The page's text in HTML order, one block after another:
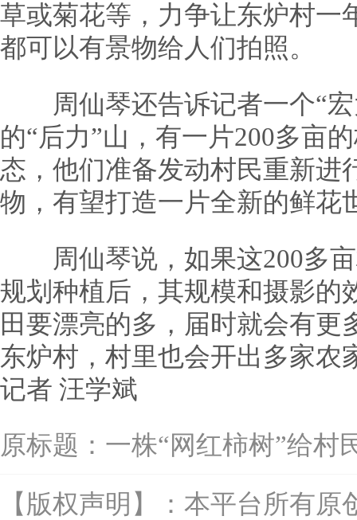
草或菊花等，力争让东炉村一
都可以有景物给人们拍照。
周仙琴还告诉记者一个“宏
的“后力”山，有一片200多亩
态，他们准备发动村民重新进
物，有望打造一片全新的鲜花
周仙琴说，如果这200多亩
规划种植后，其规模和摄影的
田要漂亮的多，届时就会有更
东炉村，村里也会开出多家农
记者 汪学斌
原标题： 一株“网红柿树”给村
【版权声明】：本平台所有